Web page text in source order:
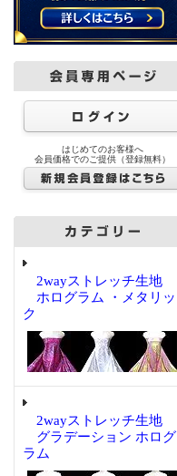
はじめてのお客様へ
会員価格でのご提供（登録無料）
2wayストレッチ生地
ホログラム ・メタリッ
ク
2wayストレッチ生地
グラデーション ホログ
ラム